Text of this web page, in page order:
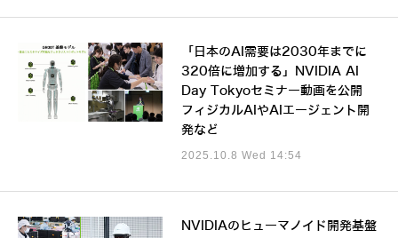
「日本のAI需要は2030年までに
320倍に増加する」NVIDIA AI
Day Tokyoセミナー動画を公開
フィジカルAIやAIエージェント開
発など
2025.10.8 Wed 14:54
NVIDIAのヒューマノイド開発基盤